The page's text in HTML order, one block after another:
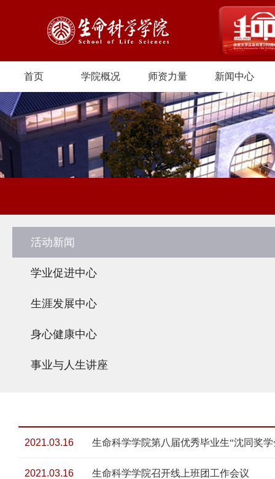
首页 学院概况 师资力量 新闻中心
活动新闻
学业促进中心
生涯发展中心
身心健康中心
事业与人生讲座
2021.03.16 生命科学学院第八届优秀毕业生“沈同奖
2021.03.16 生命科学学院召开线上班团工作会议